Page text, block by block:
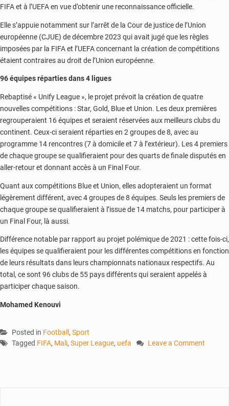
FIFA et à l’UEFA en vue d’obtenir une reconnaissance officielle.
Elle s’appuie notamment sur l’arrêt de la Cour de justice de l’Union
européenne (CJUE) de décembre 2023 qui avait jugé que les règles
imposées par la FIFA et l’UEFA concernant la création de compétitions
étaient contraires au droit de l’Union européenne.
96 équipes réparties dans 4 ligues
Rebaptisé « Unify League », le projet prévoit la création de quatre
nouvelles compétitions : Star, Gold, Blue et Union. Les deux premières
regrouperaient 16 équipes et seraient réservées aux meilleurs clubs du
continent. Ceux-ci seraient réparties en 2 groupes de 8, avec au
programme 14 rencontres (7 à domicile et 7 à l’extérieur). Les 4 premiers
de chaque groupe se qualifieraient pour des quarts de finale disputés en
aller-retour et donnant accès à un Final Four.
Quant aux compétitions Blue et Union, elles adopteraient un format
légèrement différent, avec 4 groupes de 8 équipes. Seuls les premiers de
chaque groupe se qualifieraient à l’issue de 14 matchs, pour participer à
un Final Four, là aussi.
Différence notable par rapport au projet polémique de 2021 : cette fois-ci,
les équipes se qualifieraient pour les différentes compétitions en fonction
de leurs résultats dans leurs championnats nationaux respectifs. Au
total, ce sont 96 clubs de 55 pays différents qui seraient appelés à
participer chaque saison.
Mohamed Kenouvi
Posted in Football , Sport
Tagged FIFA, Mali, Super League, uefa
Leave a Comment